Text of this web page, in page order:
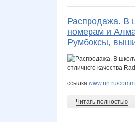
Распродажа. В
номерам и
Румбоксы,
ссылка www.nn.ru/
Читать полностью